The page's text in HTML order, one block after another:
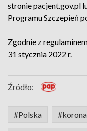
stronie pacjent.gov.pl
Programu Szczepień
Zgodnie z
31 stycznia 2022 r.
Źródło:
#Polska